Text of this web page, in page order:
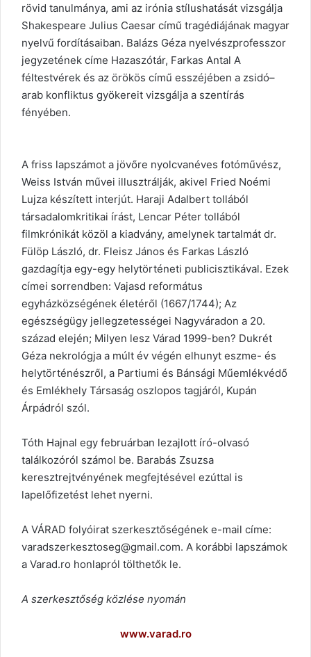
rövid tanulmánya, ami az irónia stílushatását vizsgálja
Shakespeare Julius Caesar című tragédiájának magyar
nyelvű fordításaiban. Balázs Géza nyelvészprofesszor
jegyzetének címe Hazaszótár, Farkas Antal A
féltestvérek és az örökös című esszéjében a zsidó–
arab konfliktus gyökereit vizsgálja a szentírás
fényében.
A friss lapszámot a jövőre nyolcvanéves fotóművész,
Weiss István művei illusztrálják, akivel Fried Noémi
Lujza készített interjút. Haraji Adalbert tollából
társadalomkritikai írást, Lencar Péter tollából
filmkrónikát közöl a kiadvány, amelynek tartalmát dr.
Fülöp László, dr. Fleisz János és Farkas László
gazdagítja egy-egy helytörténeti publicisztikával. Ezek
címei sorrendben: Vajasd református
egyházközségének életéről (1667/1744); Az
egészségügy jellegzetességei Nagyváradon a 20.
század elején; Milyen lesz Várad 1999-ben? Dukrét
Géza nekrológja a múlt év végén elhunyt eszme- és
helytörténészről, a Partiumi és Bánsági Műemlékvédő
és Emlékhely Társaság oszlopos tagjáról, Kupán
Árpádról szól.
Tóth Hajnal egy februárban lezajlott író-olvasó
találkozóról számol be. Barabás Zsuzsa
keresztrejtvényének megfejtésével ezúttal is
lapelőfizetést lehet nyerni.
A VÁRAD folyóirat szerkesztőségének e-mail címe:
varadszerkesztoseg@gmail.com. A korábbi lapszámok
a Varad.ro honlapról tölthetők le.
A szerkesztőség közlése nyomán
www.varad.ro